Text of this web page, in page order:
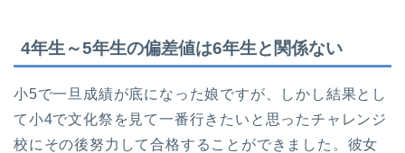
4年生～5年生の偏差値は6年生と関係ない
小5で一旦成績が底になった娘ですが、しかし結果とし
て小4で文化祭を見て一番行きたいと思ったチャレンジ
校にその後努力して合格することができました。彼女